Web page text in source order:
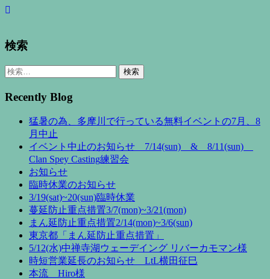
検索
検
Recently Blog
猛暑の為、多摩川で行っている無料イベントの7月、8
月中止
イベント中止のお知らせ 7/14(sun) & 8/11(sun)
Clan Spey Casting練習会
お知らせ
臨時休業のお知らせ
3/19(sat)~20(sun)臨時休業
蔓延防止重点措置3/7(mon)~3/21(mon)
まん延防止重点措置2/14(mon)~3/6(sun)
東京都「まん延防止重点措置」
5/12(水)中禅寺湖ウェーデイング リバーカモマン様
時短営業延長のお知らせ LtL横田征巳
本流 Hiro様